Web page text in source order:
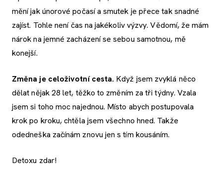
mění jak únorové počasí a smutek je přece tak snadné
zajíst. Tohle není čas na jakékoliv výzvy. Vědomí, že mám
nárok na jemné zacházení se sebou samotnou, mě
konejší.
Změna je celoživotní cesta. Když jsem zvyklá něco
dělat nějak 28 let, těžko to změním za tři týdny. Vzala
jsem si toho moc najednou. Místo abych postupovala
krok po kroku, chtěla jsem všechno hned. Takže
odedneška začínám znovu jen s tím kousáním.
Detoxu zdar!